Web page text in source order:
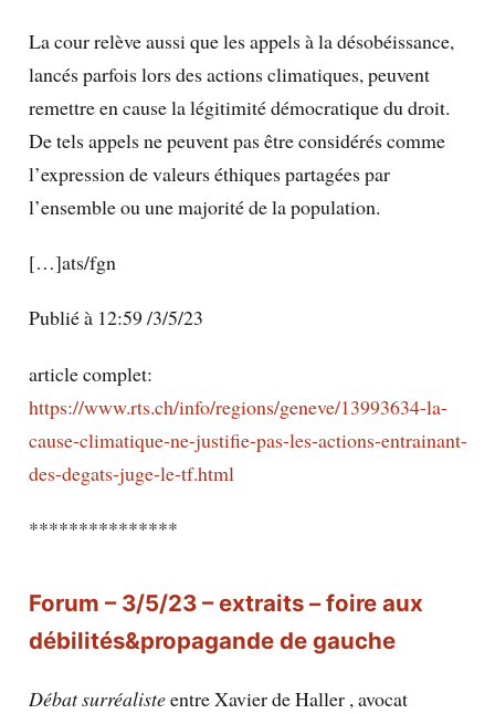
La cour relève aussi que les appels à la désobéissance,
lancés parfois lors des actions climatiques, peuvent
remettre en cause la légitimité démocratique du droit.
De tels appels ne peuvent pas être considérés comme
l’expression de valeurs éthiques partagées par
l’ensemble ou une majorité de la population.
[…]ats/fgn
Publié à 12:59 /3/5/23
article complet:
https://www.rts.ch/info/regions/geneve/13993634-la-
cause-climatique-ne-justifie-pas-les-actions-entrainant-
des-degats-juge-le-tf.html
***************
Forum – 3/5/23 – extraits – foire aux
débilités&propagande de gauche
Débat surréalisteentre Xavier de Haller , avocat